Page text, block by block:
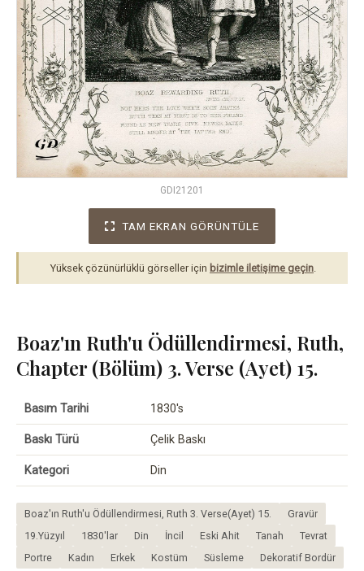
GDI21201
TAM EKRAN GÖRÜNTÜLE
Yüksek çözünürlüklü görseller için bizimle iletişime geçin.
Boaz'ın Ruth'u Ödüllendirmesi, Ruth,
Chapter (Bölüm) 3. Verse (Ayet) 15.
Basım Tarihi 1830's
Baskı Türü Çelik Baskı
Kategori Din
Boaz'ın Ruth'u Ödüllendirmesi, Ruth 3. Verse(Ayet) 15.
Gravür
19.Yüzyıl
1830'lar Din İncil Eski Ahit Tanah
Tevrat
Portre
Kadın Erkek Kostüm Süsleme Dekoratif Bordür